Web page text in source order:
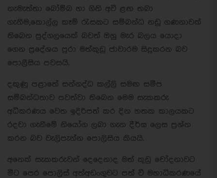
නැමැත්තා බෝම්බ හා ගිනි අවි ළඟ තබා
ගැනීම,කොල්ල කෑම් රැසකට සම්බන්ධ නඩු ගණනාවක්
තිබෙන පුද්ගලයෙක් බවත් ඔහු මැර බලය යොදා
ගෙන ප්‍රදේශය පුරා මත්කුඩු ජාවාරම සිදුකරන බව
පොලීසිය පවසයි.
දකුණු පළාතේ සන්නද්ධ කල්ලි සමඟ සමීප
සම්බන්ධතාව පවත්වා තිබෙන මෙම සැකකරු
අධිකරණය වෙත ඉදිරිපත් කර දින හතක කාලයකට
රදවා ගැනීමේ නියෝග ලබා ගැන දීර්ඝ ලෙස ප්‍රශ්න
කරන බව වැලිපැන්න පොලිසිය කියයි.
අනෙක් සැකකරුවන් දෙදෙනාද මත් කුඩු චෝදනාවට
මීට පෙර පොලිස් අත්අඩංගුවට පත් වී මහාධිකරණයේ